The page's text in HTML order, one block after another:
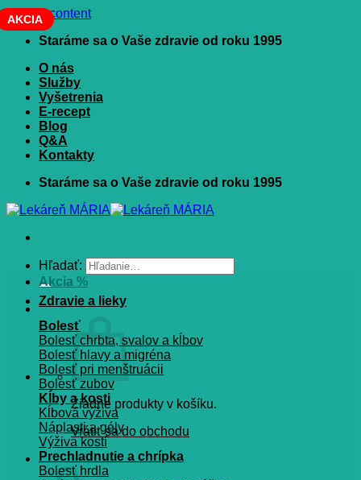
Skip to content
Staráme sa o Vaše zdravie od roku 1995
O nás
Služby
Vyšetrenia
E-recept
Blog
Q&A
Kontakty
Staráme sa o Vaše zdravie od roku 1995
Hľadať:
Žiadne produkty v košíku.
Vrátiť sa do obchodu
Košík
Akcia %
Zdravie a lieky
Bolesť
Bolesť chrbta, svalov a kĺbov
Bolesť hlavy a migréna
Bolesť pri menštruácii
Bolesť zubov
Kĺby a kosti
Kĺbová výživa
Náplasti a gély
Výživa kostí
Prechladnutie a chrípka
Bolesť hrdla
AKCIA